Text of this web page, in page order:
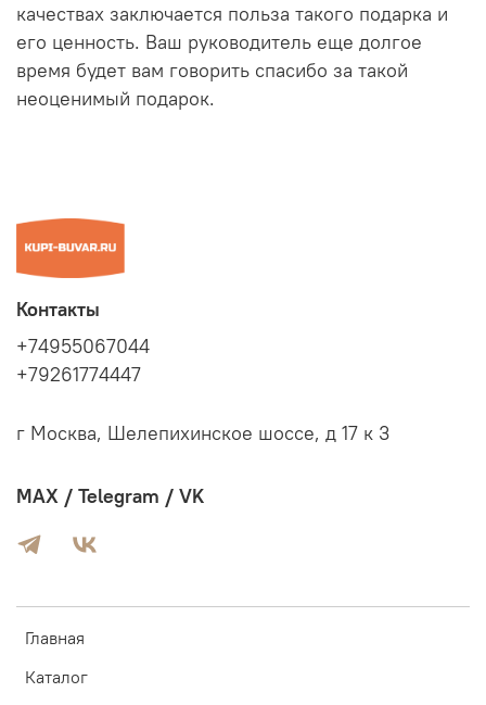
качествах заключается польза такого подарка и
его ценность. Ваш руководитель еще долгое
время будет вам говорить спасибо за такой
неоценимый подарок.
Главная
Каталог
Контакты
+74955067044
+79261774447
г Москва, Шелепихинское шоссе, д 17 к 3
MAX / Telegram / VK